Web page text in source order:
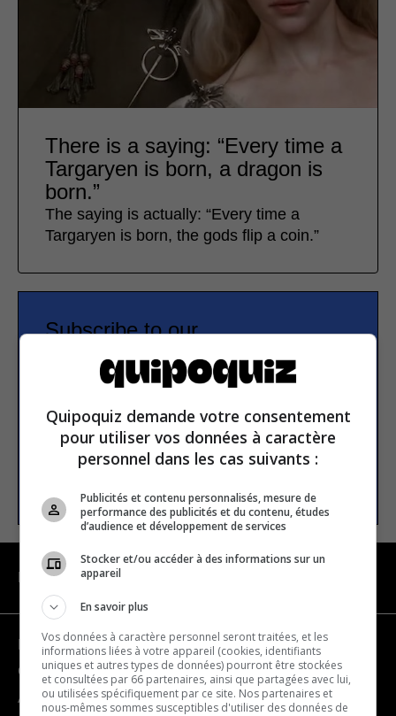
There is a saying: “Every time a
Targaryen is born, a dragon is
born.”
The saying is actually: “Every time a
Targaryen is born, the gods flip a coin.”
Subscribe to our
Email address
NAVIGATION
Become a partner
Contact us
About us
Quipoquiz demande votre consentement
pour utiliser vos données à caractère
personnel dans les cas suivants :
Publicités et contenu personnalisés, mesure de
performance des publicités et du contenu, études
d’audience et développement de services
Stocker et/ou accéder à des informations sur un
appareil
En savoir plus
Vos données à caractère personnel seront traitées, et les
informations liées à votre appareil (cookies, identifiants
uniques et autres types de données) pourront être stockées
et consultées par 66 partenaires, ainsi que partagées avec lui,
ou utilisées spécifiquement par ce site. Nos partenaires et
nous-mêmes sommes susceptibles d'utiliser des données de